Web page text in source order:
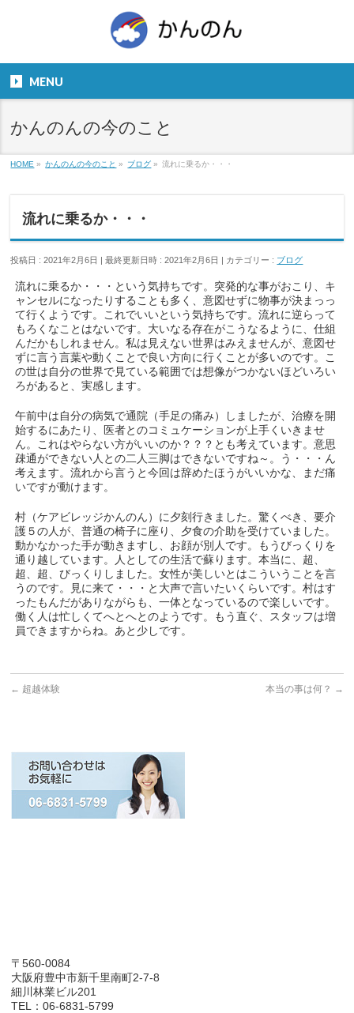
９：００～１８：００
MENU
かんのんの今のこと
HOME » かんのんの今のこと » ブログ » 流れに乗るか・・・
流れに乗るか・・・
投稿日 : 2021年2月6日 最終更新日時 : 2021年2月6日 カテゴリー : ブログ
流れに乗るか・・・という気持ちです。突発的な事がおこり、キ
ャンセルになったりすることも多く、意図せずに物事が決まっっ
て行くようです。これでいいという気持ちです。流れに逆らって
もろくなことはないです。大いなる存在がこうなるように、仕組
んだかもしれません。私は見えない世界はみえませんが、意図せ
ずに言う言葉や動くことで良い方向に行くことが多いのです。こ
の世は自分の世界で見ている範囲では想像がつかないほどいろい
ろがあると、実感します。
午前中は自分の病気で通院（手足の痛み）しましたが、治療を開
始するにあたり、医者とのコミュケーションが上手くいきませ
ん。これはやらない方がいいのか？？？とも考えています。意思
疎通ができない人との二人三脚はできないですね～。う・・・ん
考えます。流れから言うと今回は辞めたほうがいいかな、まだ痛
いですが動けます。
村（ケアビレッジかんのん）に夕刻行きました。驚くべき、要介
護５の人が、普通の椅子に座り、夕食の介助を受けていました。
動かなかった手が動きますし、お顔が別人です。もうびっくりを
通り越しています。人としての生活で蘇ります。本当に、超、
超、超、びっくりしました。女性が美しいとはこういうことを言
うのです。見に来て・・・と大声で言いたいくらいです。村はす
ったもんだがありながらも、一体となっているので楽しいです。
働く人は忙しくてへとへとのようです。もう直ぐ、スタッフは増
員できますからね。あと少しです。
← 超越体験 本当の事は何？ →
〒560-0084
大阪府豊中市新千里南町2-7-8
細川林業ビル201
TEL：06-6831-5799